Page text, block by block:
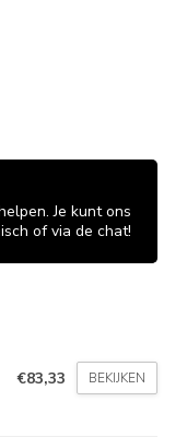
Je kunt ons
of via de chat!
€83,33 BEKIJKEN